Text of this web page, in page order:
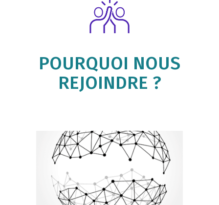
POURQUOI NOUS
REJOINDRE ?